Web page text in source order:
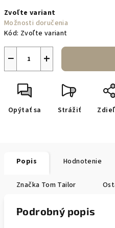
cena:
Zvoľte variant
Možnosti doručenia
Kód: Zvoľte variant
+
−
Opýtať sa Strážiť
Popis Hodnotenie
Značka Tom Tailor
Podrobný popis